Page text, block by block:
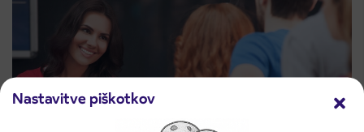
Nastavitve piškotkov